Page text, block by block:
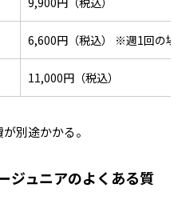
6,600円（税込） ※週1回の
11,000円（税込）
別途かかる。
ジュニアのよくある質